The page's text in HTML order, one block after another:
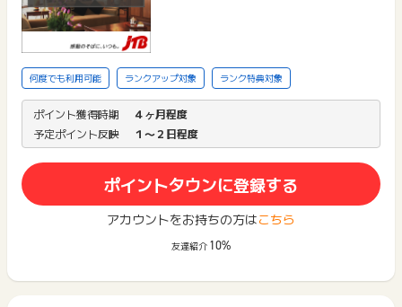
何度でも利用可能 ランクアップ対象 ランク特典対象
ポイント獲得時期
４ヶ月程度
予定ポイント反映
１〜２日程度
ポイントタウンに登録する
アカウントをお持ちの方はこちら
友達紹介 10%